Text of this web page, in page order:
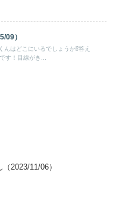
09）
んはどこにいるでしょうか⁉答え
す！目線がき...
2023/11/06）